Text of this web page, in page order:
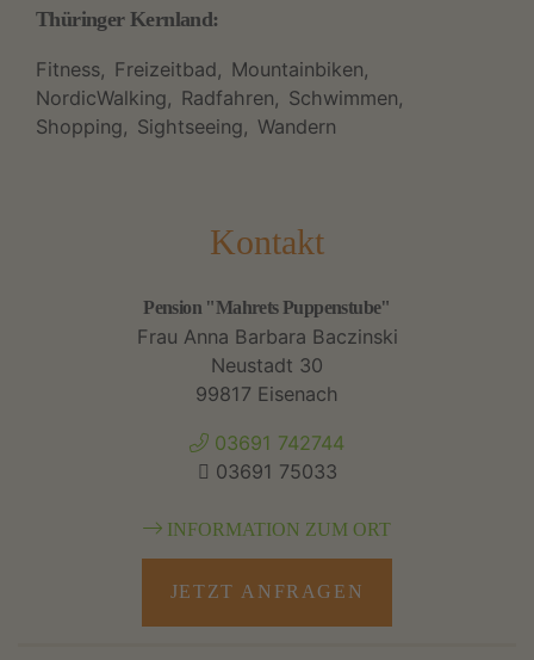
Thüringer Kernland:
Fitness Freizeitbad
Mountainbiken
NordicWalking
Radfahren
Schwimmen
Shopping
Sightseeing Wandern
Kontakt
Pension "Mahrets Puppenstube"
Frau Anna Barbara Baczinski
Neustadt 30
99817 Eisenach
03691 742744
03691 75033
INFORMATION ZUM ORT
JETZT ANFRAGEN